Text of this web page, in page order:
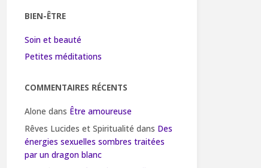
BIEN-ÊTRE
Soin et beauté
Petites méditations
COMMENTAIRES RÉCENTS
Alone dans Être amoureuse
Rêves Lucides et Spiritualité dans Des
énergies sexuelles sombres traitées
par un dragon blanc